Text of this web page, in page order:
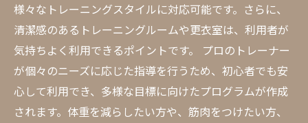
様々なトレーニングスタイルに対応可能です。さらに、
清潔感のあるトレーニングルームや更衣室は、利用者が
気持ちよく利用できるポイントです。 プロのトレーナー
が個々のニーズに応じた指導を行うため、初心者でも安
心して利用でき、多様な目標に向けたプログラムが作成
されます。体重を減らしたい方や、筋肉をつけたい方、